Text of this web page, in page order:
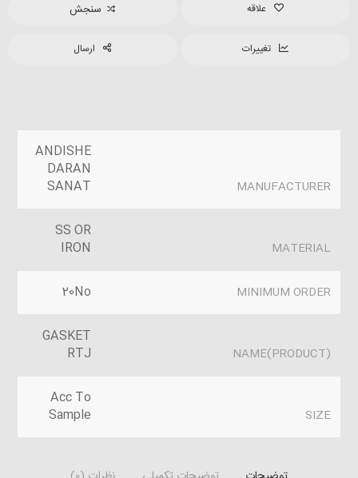
علاقه سنجش
تغییرات ارسال
MANUFACTURER
ANDISHE
DARAN
SANAT
MATERIAL
SS OR
IRON
MINIMUM ORDER
20No
(PRODUCT)NAME
GASKET
RTJ
SIZE
Acc To
Sample